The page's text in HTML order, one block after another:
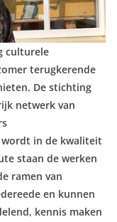
culturele
terugkerende
De stichting
netwerk van
in de kwaliteit
staan de werken
ramen van
en kunnen
kennis maken